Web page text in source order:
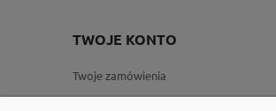
TWOJE KONTO
Twoje zamówienia
Ustawienia konta